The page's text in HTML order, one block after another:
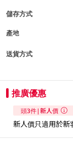
儲存方式
產地
送貨方式
推廣優惠
頭3件|新人價
新人價只適用於新